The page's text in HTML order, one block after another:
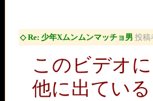
◇ Re: 少年Xムンムンマッチョ男 投稿
このビデオ
他に出てい